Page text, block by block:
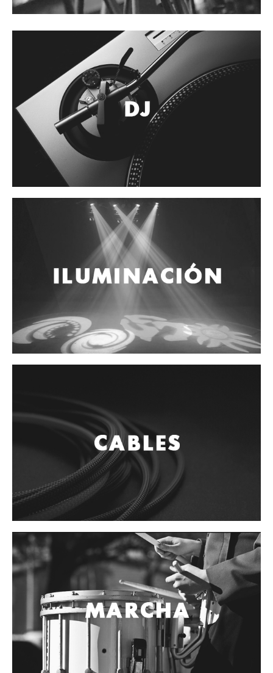
Banjo
Cuerdas
Guitarra Metal
Guitarra Nylon
Guitarra Electrica
Violin
Otros instrumentos de arco
Otros instrumentos de Cuerdas